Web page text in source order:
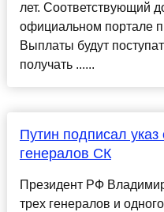
лет. Соответствующий
официальном портале
Выплаты будут
получать ......
Путин подписал указ
генералов СК
Президент РФ
трех генералов и